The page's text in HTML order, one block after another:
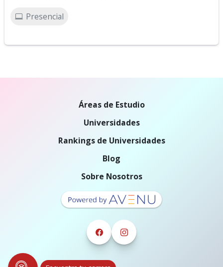
Presencial
Áreas de Estudio
Universidades
Rankings de Universidades
Blog
Sobre Nosotros